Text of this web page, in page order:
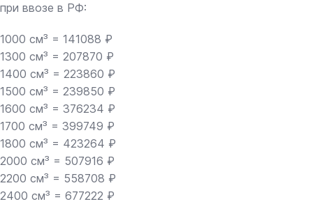
при ввозе в РФ:
1000 см³ = 141088 ₽
1300 см³ = 207870 ₽
1400 см³ = 223860 ₽
1500 см³ = 239850 ₽
1600 см³ = 376234 ₽
1700 см³ = 399749 ₽
1800 см³ = 423264 ₽
2000 см³ = 507916 ₽
2200 см³ = 558708 ₽
2400 см³ = 677222 ₽